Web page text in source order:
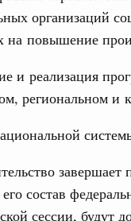
организаций
на повышение
и реализация
региональном и
завершает
состав
сессии,
Кравцов
на